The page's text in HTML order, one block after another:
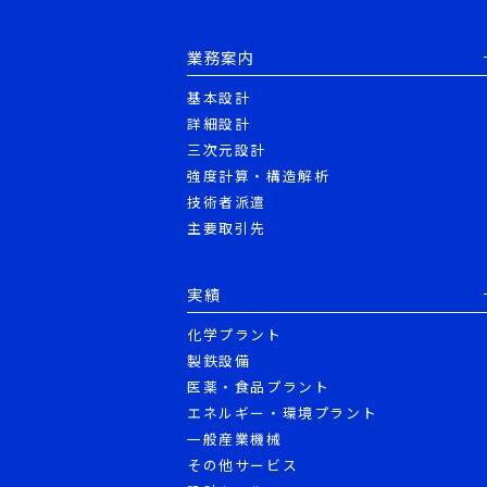
業務案内
基本設計
詳細設計
三次元設計
強度計算・構造解析
技術者派遣
主要取引先
実績
化学プラント
製鉄設備
医薬・食品プラント
エネルギー・環境プラント
一般産業機械
その他サービス